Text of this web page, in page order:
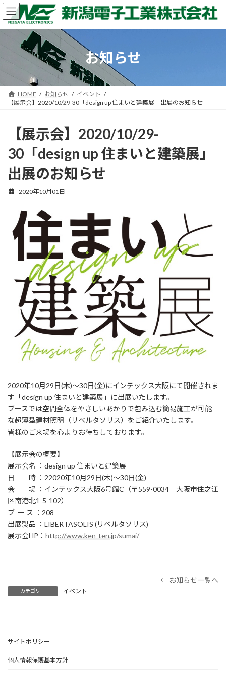
コ
ン
ッ
ナ
ビ
移
お知らせ
HOME お知らせ
イベント
【展示会】2020/10/29-30「design up 住まいと建築展」出展のお知らせ
【展示会】2020/10/29-
30「design up 住まいと建築展」
出展のお知らせ
2020年10月01日
2020年10月29日(木)～30日(金)にインテックス大阪にて開催されま
す「design up 住まいと建築展」に出展いたします。
ブースでは空間全体をやさしいあかりで包み込む簡易施工が可能
な超薄型建材照明（リベルタソリス）をご紹介いたします。
皆様のご来場を心よりお待ちしております。
【展示会の概要】
展示会名 ：design up 住まいと建築展
日 時 ：22020年10月29日(木)～30日(金)
会 場 ：インテックス大阪6号館C（〒559-0034 大阪市住之江
区南港北1-5-102）
ブ ー ス ：208
出展製品 ：LIBERTASOLIS (リベルタソリス)
展示会HP： http://www.ken-ten.jp/sumai/
← お知らせ一覧へ
カテゴリー イベント
サイトポリシー
個人情報保護基本方針